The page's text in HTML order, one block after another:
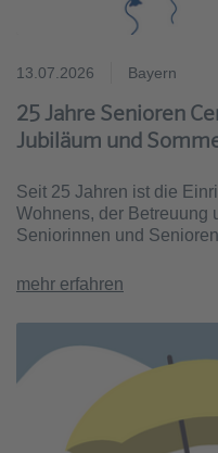
13.07.2026 Bayern
25 Jahre Senioren
Jubiläum und
Seit 25 Jahren ist die
Wohnens, der Betreuung
Seniorinnen und
mehr erfahren